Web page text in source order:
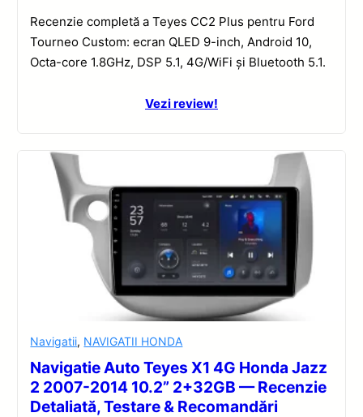
Recenzie completă a Teyes CC2 Plus pentru Ford
Tourneo Custom: ecran QLED 9-inch, Android 10,
Octa-core 1.8GHz, DSP 5.1, 4G/WiFi și Bluetooth 5.1.
Vezi review!
Navigatii, NAVIGATII HONDA
Navigatie Auto Teyes X1 4G Honda Jazz
2 2007-2014 10.2” 2+32GB — Recenzie
Detaliată, Testare & Recomandări